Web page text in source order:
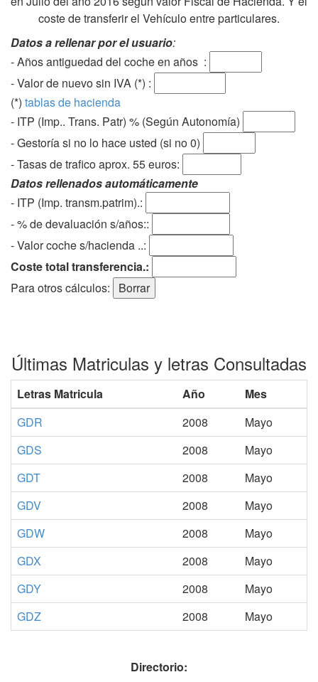
coste de transferir el Vehículo entre particulares.
Datos a rellenar por el usuario:
- Años antiguedad del coche en años :
- Valor de nuevo sin IVA (*) :
(*) tablas de hacienda
- ITP (Imp.. Trans. Patr) % (Según Autonomía)
- Gestoría si no lo hace usted (si no 0)
-Tasas de trafico aprox. 55 euros:
Datos rellenados automáticamente
- ITP (Imp. transm.patrim).:
- % de devaluación s/años::
- Valor coche s/hacienda ..:
Coste total transferencia.:
Para otros cálculos:
Últimas Matriculas y letras Consultadas
Letras Matricula Año
Mes
GDR
2008
Mayo
GDS
2008
Mayo
GDT
2008
Mayo
GDV
2008
Mayo
GDW
2008
Mayo
GDX
2008
Mayo
GDY
2008
Mayo
GDZ
2008 Mayo
Directorio: